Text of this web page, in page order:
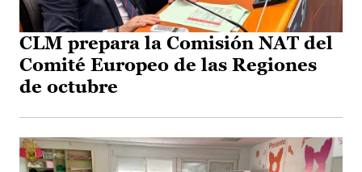
CLM prepara la Comisión NAT del
Comité Europeo de las Regiones
de octubre